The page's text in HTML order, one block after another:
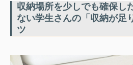
収納場所を少しでも確保し
ない学生さんの「収納が足
ツ